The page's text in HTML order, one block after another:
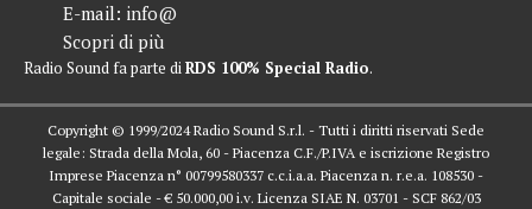
E-mail: info@
Scopri di più
Radio Sound fa parte diRDS 100% Special Radio.
Copyright © 1999/2024 Radio Sound S.r.l. - Tutti i diritti riservati Sede
legale: Strada della Mola, 60 - Piacenza C.F./P.IVA e iscrizione Registro
Imprese Piacenza n° 00799580337 c.c.i.a.a. Piacenza n. r.e.a. 108530 -
Capitale sociale - € 50.000,00 i.v. Licenza SIAE N. 03701 - SCF 862/03